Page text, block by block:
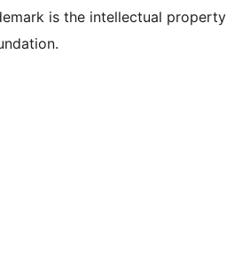
is the intellectual property